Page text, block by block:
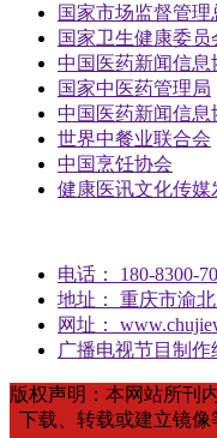
国家市场监督管理
国家卫生健康委员
中国医药新闻信息
国家中医药管理局
中国医药新闻信
世界中餐业联合会
中国烹饪协会
健康医讯文化传媒
电话： 180-8300-
地址： 重庆市渝
网址：
广播电视节目制作
版权声明：本网站所刊
下载、转载或建立镜像